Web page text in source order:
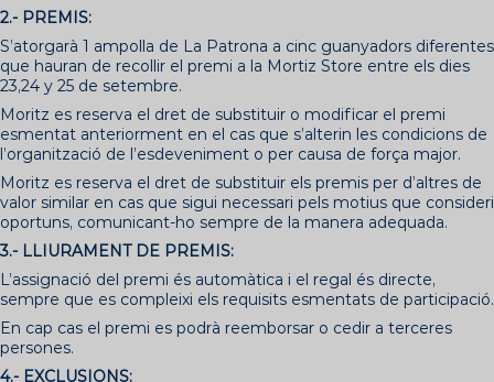
2.- PREMIS:
S’atorgarà 1 ampolla de La Patrona a cinc guanyadors diferentes
que hauran de recollir el premi a la Mortiz Store entre els dies
23,24 y 25 de setembre.
Moritz es reserva el dret de substituir o modificar el premi
esmentat anteriorment en el cas que s’alterin les condicions de
l’organització de l’esdeveniment o per causa de força major.
Moritz es reserva el dret de substituir els premis per d’altres de
valor similar en cas que sigui necessari pels motius que consideri
oportuns, comunicant-ho sempre de la manera adequada.
3.- LLIURAMENT DE PREMIS:
L’assignació del premi és automàtica i el regal és directe,
sempre que es compleixi els requisits esmentats de participació.
En cap cas el premi es podrà reemborsar o cedir a terceres
persones.
4.- EXCLUSIONS: